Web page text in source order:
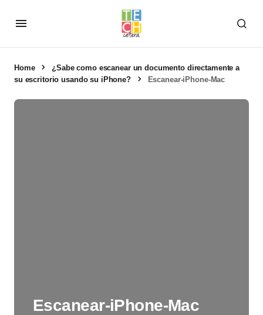
Home
¿Sabe como escanear un documento directamente a
su escritorio usando su iPhone?
Escanear-iPhone-Mac
Escanear-iPhone-Mac